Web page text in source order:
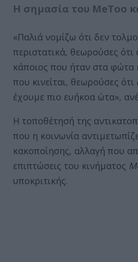
Η σημασία του MeToo
«Παλιά νομίζω ότι δεν
περιστατικά, θεωρούσες
κάποιος που ήταν στα φώτα
που κινείται, θεωρούσες
έχουμε πιο ευήκοα ώτα»,
Η τοποθέτησή της
που η κοινωνία
κακοποίησης, αλλαγή που
επιπτώσεις του κινήματος
υποκριτικής.